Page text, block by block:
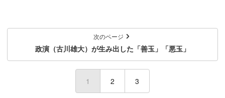
次のページ
政演（古川雄大）が生み出した「善玉」「悪玉」
1 (current)
2 3